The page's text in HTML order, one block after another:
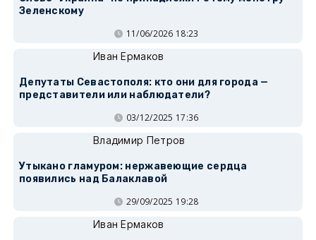
Зеленскому
11/06/2026 18:23
Иван Ермаков
Депутаты Севастополя: кто они для города —
представители или наблюдатели?
03/12/2025 17:36
Владимир Петров
Утыкано гламуром: нержавеющие сердца
появились над Балаклавой
29/09/2025 19:28
Иван Ермаков